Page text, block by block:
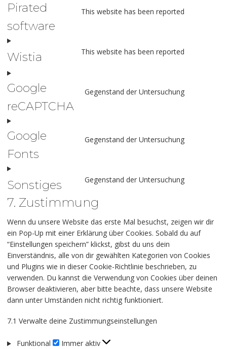
Pirated
software
This website has been reported
Wistia This website has been reported
Google
reCAPTCHA
Gegenstand der Untersuchung
Google
Fonts
Gegenstand der Untersuchung
Sonstiges Gegenstand der Untersuchung
7. Zustimmung
Wenn du unsere Website das erste Mal besuchst, zeigen wir dir
ein Pop-Up mit einer Erklärung über Cookies. Sobald du auf
“Einstellungen speichern” klickst, gibst du uns dein
Einverständnis, alle von dir gewählten Kategorien von Cookies
und Plugins wie in dieser Cookie-Richtlinie beschrieben, zu
verwenden. Du kannst die Verwendung von Cookies über deinen
Browser deaktivieren, aber bitte beachte, dass unsere Website
dann unter Umständen nicht richtig funktioniert.
7.1 Verwalte deine Zustimmungseinstellungen
Funktional
Immer aktiv